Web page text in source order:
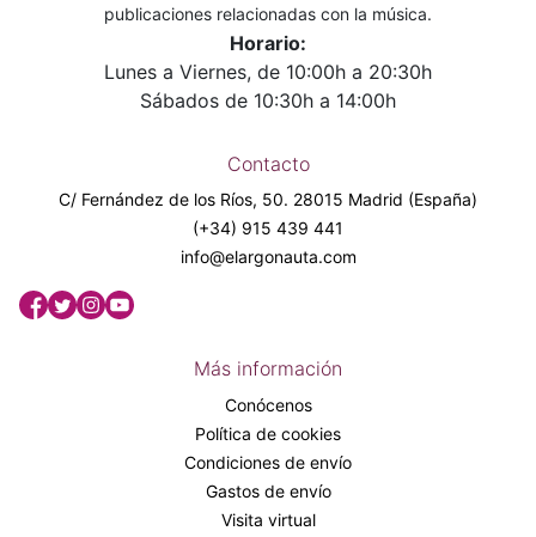
publicaciones relacionadas con la música.
Horario:
Lunes a Viernes, de 10:00h a 20:30h
Sábados de 10:30h a 14:00h
Contacto
C/ Fernández de los Ríos, 50. 28015 Madrid (España)
(+34) 915 439 441
info@elargonauta.com
Más información
Conócenos
Política de cookies
Condiciones de envío
Gastos de envío
Visita virtual